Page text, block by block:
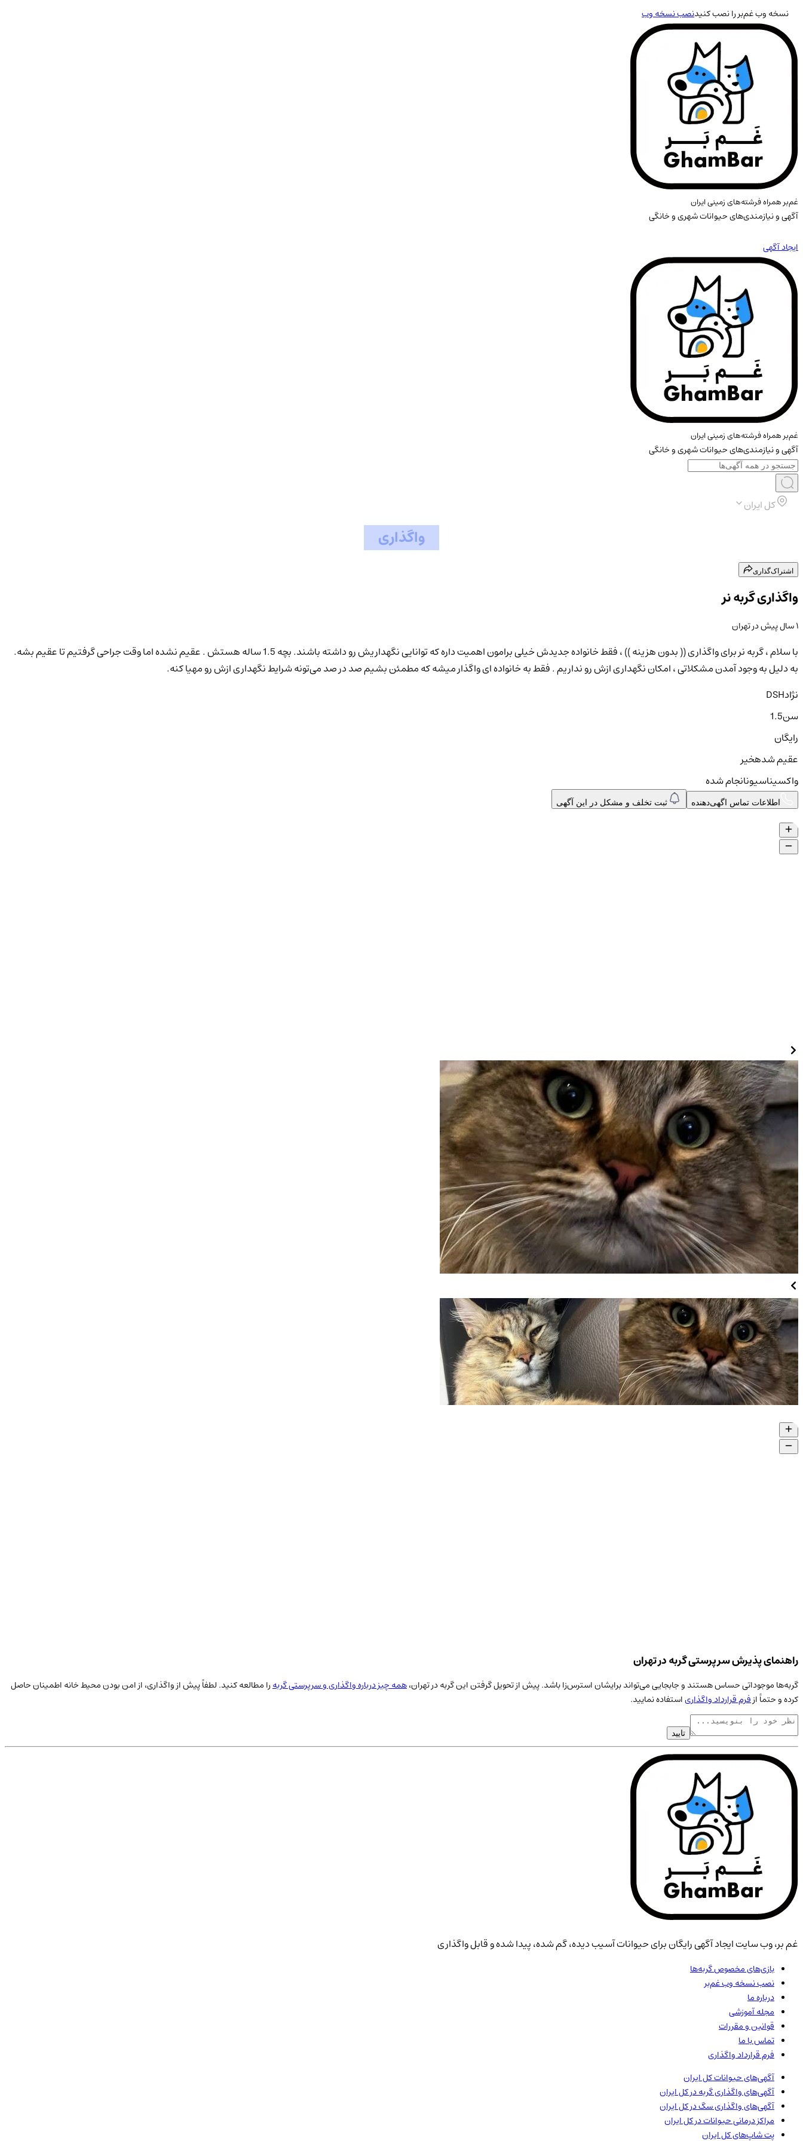
نسخه وب غم‌بر را نصب کنیدنصب نسخه وب
غم‌بر همراه فرشته‌های زمینی ایران
آگهی و نیازمندی‌های حیوانات شهری و خانگی
ایجاد آگهی
غم‌بر همراه فرشته‌های زمینی ایران
آگهی و نیازمندی‌های حیوانات شهری و خانگی
کل ایران
واگذاری
اشتراک‌گذاری
واگذاری گربه نر
۱ سال پیش درتهران
با سلام ، گربه نر برای واگذاری (( بدون هزینه )) ، فقط خانواده جدیدش خیلی برامون اهمیت داره که توانایی نگهداریش رو داشته باشند. بچه 1.5 ساله هستش . عقیم نشده اما وقت جراحی گرفتیم تا عقیم بشه.
به دلیل به وجود آمدن مشکلاتی ، امکان نگهداری ازش رو نداریم . فقط به خانواده ای واگذار میشه که مطمئن بشیم صد در صد می‌تونه شرایط نگهداری ازش رو مهیا کنه.
نژادDSH
سن1.5
رایگان
عقیم شدهخیر
واکسیناسیونانجام شده
اطلاعات تماس اگهی‌دهنده ثبت تخلف و مشکل در این آگهی
راهنمای پذیرش سرپرستی گربه در تهران
گربه‌ها موجوداتی حساس هستند و جابجایی می‌تواند برایشان استرس‌زا باشد. پیش از تحویل گرفتن این گربه درتهران،همه چیز درباره واگذاری و سرپرستی گربهرا مطالعه کنید. لطفاً پیش از واگذاری، از امن بودن محیط خانه اطمینان حاصل
کرده و حتماً ازفرم قرارداد واگذاریاستفاده نمایید.
تایید
غم بر، وب سایت ایجاد آگهی رایگان برای حیوانات آسیب دیده، گم شده، پیدا شده و قابل واگذاری
بازی‌های مخصوص گربه‌ها
نصب نسخه وب غم‌بر
درباره ما
مجله آموزشی
قوانین و مقررات
تماس با ما
فرم قرارداد واگذاری
آگهی‌های حیواناتکل ایران
آگهی‌های واگذاری گربه درکل ایران
آگهی‌های واگذاری سگ درکل ایران
مراکز درمانی حیوانات درکل ایران
پت شاپ‌هایکل ایران